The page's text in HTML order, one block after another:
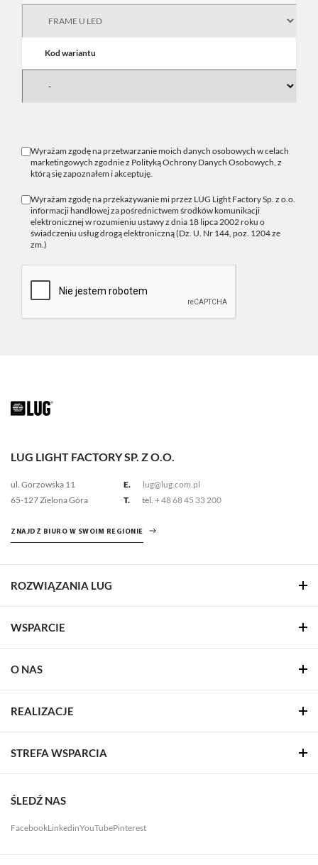
Kod wariantu
Wyrażam zgodę na przetwarzanie moich danych osobowych w celach
marketingowych zgodnie z Polityką Ochrony Danych Osobowych, z
którą się zapoznałem i akceptuję.
Wyrażam zgodę na przekazywanie mi przez LUG Light Factory Sp. z o.o.
informacji handlowej za pośrednictwem środków komunikacji
elektronicznej w rozumieniu ustawy z dnia 18 lipca 2002 roku o
świadczeniu usług drogą elektroniczną (Dz. U. Nr 144, poz. 1204 ze
zm.)
LUG LIGHT FACTORY SP. Z O.O.
ul. Gorzowska 11
65-127 Zielona Góra
E.
lug@lug.com.pl
T.
tel. + 48 68 45 33 200
ZNAJDŹ BIURO W SWOIM REGIONIE
ROZWIĄZANIA LUG
WSPARCIE
O NAS
REALIZACJE
STREFA WSPARCIA
ŚLEDŹ NAS
FacebookLinkedinYouTubePinterest